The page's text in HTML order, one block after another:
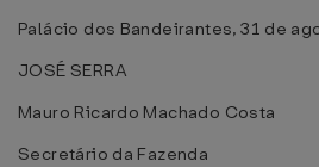
Palácio dos Bandeirantes, 31 de
JOSÉ SERRA
Mauro Ricardo Machado Costa
Secretário da Fazenda